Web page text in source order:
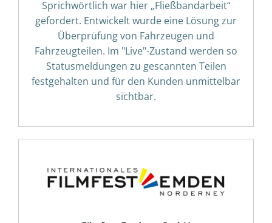
Sprichwörtlich war hier „Fließbandarbeit“
gefordert. Entwickelt wurde eine Lösung zur
Überprüfung von Fahrzeugen und
Fahrzeugteilen. Im "Live"-Zustand werden so
Statusmeldungen zu gescannten Teilen
festgehalten und für den Kunden unmittelbar
sichtbar.